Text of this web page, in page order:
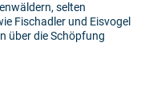
selten
Fischadler und Eisvogel
über die Schöpfung